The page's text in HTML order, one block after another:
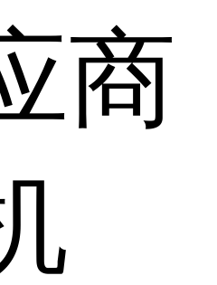
商